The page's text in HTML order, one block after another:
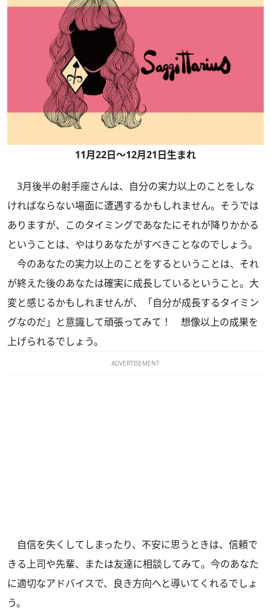
11月22日～12月21日生まれ
3月後半の射手座さんは、自分の実力以上のことをしな
ければならない場面に遭遇するかもしれません。そうでは
ありますが、このタイミングであなたにそれが降りかかる
ということは、やはりあなたがすべきことなのでしょう。
今のあなたの実力以上のことをするということは、それ
が終えた後のあなたは確実に成長しているということ。大
変と感じるかもしれませんが、「自分が成長するタイミン
グなのだ」と意識して頑張ってみて！ 想像以上の成果を
上げられるでしょう。
ADVERTISEMENT
自信を失くしてしまったり、不安に思うときは、信頼で
きる上司や先輩、または友達に相談してみて。今のあなた
に適切なアドバイスで、良き方向へと導いてくれるでしょ
う。